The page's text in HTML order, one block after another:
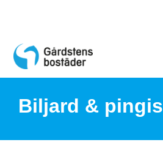
c
n
Biljard & pingis